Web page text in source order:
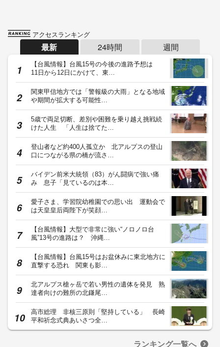
アクセスランキング
最新 24時間 週間
【台風情報】台風15号の今後の進路予想は
11日から12日にかけて、東…
関東甲信地方では「警報級の大雨」となる地域
や期間が拡大する可能性…
5歳で両足切断、差別や困難を乗り越え挑戦続
けた人生 「人生は捨てた…
登山者など約400人孤立か 北アルプスの登山
口につながる県の橋が流さ…
バイデン前米大統領（83）がん闘病で強い痛
み 息子「見ているのは本…
愛子さま、学習院幼稚園での思い出 運動会で
は天皇皇后両陛下が笑顔…
【台風情報】大型で非常に強い“ノロノロ台
風”13号の進路は？ 沖縄…
【台風情報】台風15号はお盆休みに東北地方に
直撃する恐れ 関東も影…
北アルプス槍ヶ岳で若い男性の遺体を発見 熟
達者向けの難所の北鎌尾…
高市総理 非核三原則「堅持している」 長崎
平和祈念式典あいさつ全…
ランキング一覧へ